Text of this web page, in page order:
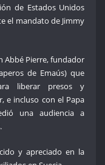
de Estados Unidos
el mandato de Jimmy
Abbé Pierre, fundador
de Emaús) que
liberar presos y
e incluso con el Papa
una audiencia a
y apreciado en la